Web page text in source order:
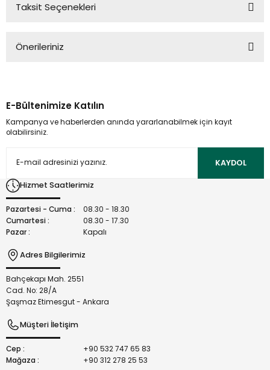
Taksit Seçenekleri
Önerileriniz
kullanarak tarafımıza iletebilirsiniz.
Görüş ve önerileriniz için teşekkür ederiz.
Ürün açıklamasında eksik bilgiler bulunuyor.
Bu ürüne benzer farklı alternatifler olmalı.
E-Bültenimize Katılın
Kampanya ve haberlerden anında yararlanabilmek için kayıt
olabilirsiniz.
KAYDOL
Hizmet Saatlerimiz
Pazartesi - Cuma :
08.30 - 18.30
Cumartesi :
08.30 - 17.30
Pazar :
Kapalı
Adres Bilgilerimiz
Bahçekapı Mah. 2551
Cad. No: 28/A
Şaşmaz Etimesgut - Ankara
Müşteri İletişim
Cep :
+90 532 747 65 83
Mağaza :
+90 312 278 25 53